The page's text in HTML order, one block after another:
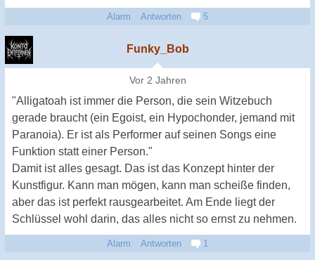
Alarm Antworten 5
Funky_Bob
Vor 2 Jahren
"Alligatoah ist immer die Person, die sein Witzebuch
gerade braucht (ein Egoist, ein Hypochonder, jemand mit
Paranoia). Er ist als Performer auf seinen Songs eine
Funktion statt einer Person."
Damit ist alles gesagt. Das ist das Konzept hinter der
Kunstfigur. Kann man mögen, kann man scheiße finden,
aber das ist perfekt rausgearbeitet. Am Ende liegt der
Schlüssel wohl darin, das alles nicht so ernst zu nehmen.
Alarm Antworten 1